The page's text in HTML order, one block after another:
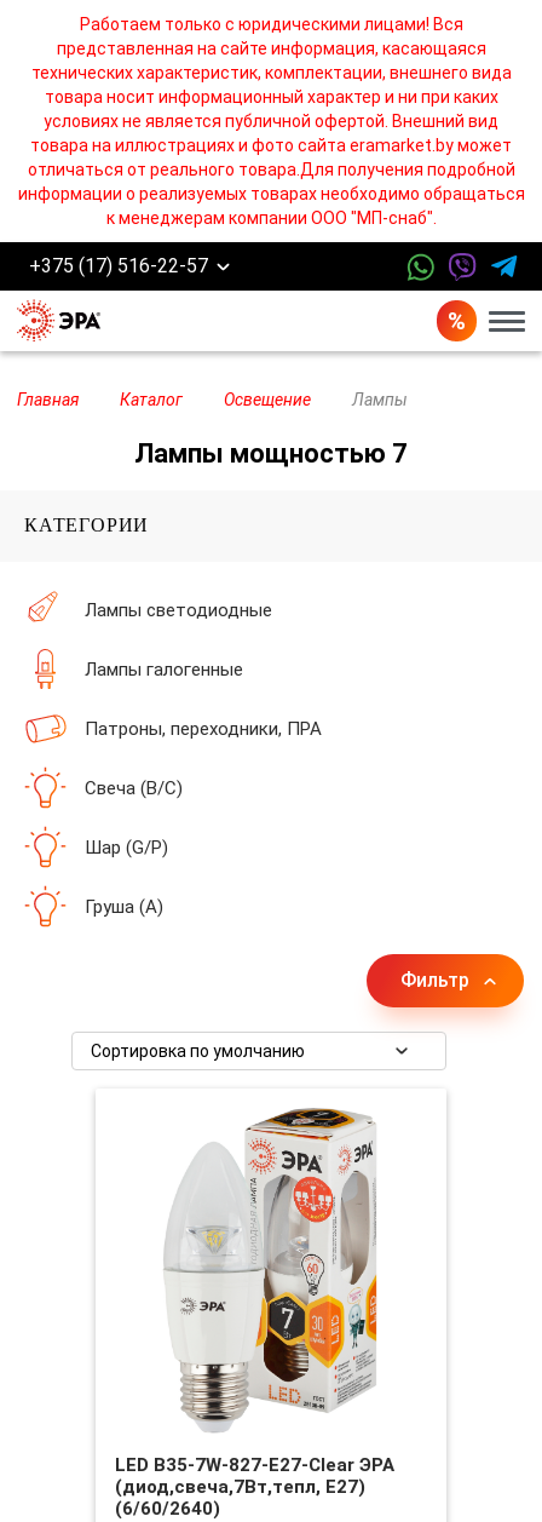
Работаем только с юридическими лицами! Вся
представленная на сайте информация, касающаяся
технических характеристик, комплектации, внешнего вида
товара носит информационный характер и ни при каких
условиях не является публичной офертой. Внешний вид
товара на иллюстрациях и фото сайта eramarket.by может
отличаться от реального товара.Для получения подробной
информации о реализуемых товарах необходимо обращаться
к менеджерам компании ООО "МП-снаб".
+375 (17) 516-22-57
Главная Каталог Освещение Лампы
Лампы мощностью 7
КАТЕГОРИИ
Лампы cветодиодные
Лампы галогенные
Патроны, переходники, ПРА
Свеча (B/C)
Шар (G/P)
Груша (A)
Фильтр
LED B35-7W-827-E27-Clear ЭРА
(диод,свеча,7Вт,тепл, E27)
(6/60/2640)